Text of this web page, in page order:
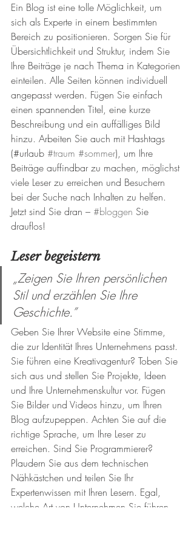
Ein Blog ist eine tolle Möglichkeit, um
sich als Experte in einem bestimmten
Bereich zu positionieren. Sorgen Sie für
Übersichtlichkeit und Struktur, indem Sie
Ihre Beiträge je nach Thema in Kategorien
einteilen. Alle Seiten können individuell
angepasst werden. Fügen Sie einfach
einen spannenden Titel, eine kurze
Beschreibung und ein auffälliges Bild
hinzu. Arbeiten Sie auch mit Hashtags
(#urlaub #traum #sommer), um Ihre
Beiträge auffindbar zu machen, möglichst
viele Leser zu erreichen und Besuchern
bei der Suche nach Inhalten zu helfen.
Jetzt sind Sie dran – #bloggen Sie
drauflos!
Leser begeistern
„Zeigen Sie Ihren persönlichen
Stil und erzählen Sie Ihre
Geschichte.”
Geben Sie Ihrer Website eine Stimme,
die zur Identität Ihres Unternehmens passt.
Sie führen eine Kreativagentur? Toben Sie
sich aus und stellen Sie Projekte, Ideen
und Ihre Unternehmenskultur vor. Fügen
Sie Bilder und Videos hinzu, um Ihren
Blog aufzupeppen. Achten Sie auf die
richtige Sprache, um Ihre Leser zu
erreichen. Sind Sie Programmierer?
Plaudern Sie aus dem technischen
Nähkästchen und teilen Sie Ihr
Expertenwissen mit Ihren Lesern. Egal,
welche Art von Unternehmen Sie führen,